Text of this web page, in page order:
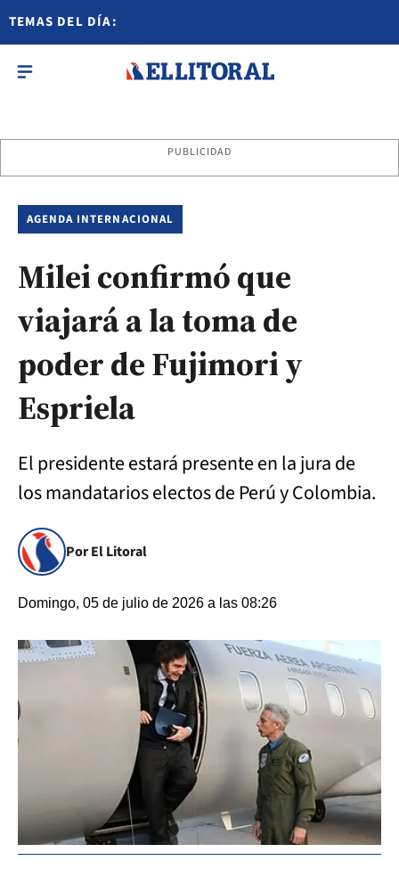
TEMAS DEL DÍA:
PUBLICIDAD
AGENDA INTERNACIONAL
Milei confirmó que
viajará a la toma de
poder de Fujimori y
Espriela
El presidente estará presente en la jura de
los mandatarios electos de Perú y Colombia.
Por El Litoral
Domingo, 05 de julio de 2026 a las 08:26